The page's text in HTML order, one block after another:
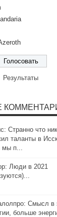
Результаты
Странно что
таланты в
мы п...
Люди в 2021
Смысл в
больше